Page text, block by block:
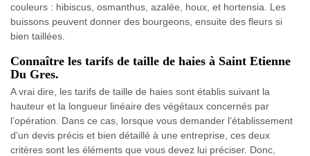
couleurs : hibiscus, osmanthus, azalée, houx, et hortensia. Les
buissons peuvent donner des bourgeons, ensuite des fleurs si
bien taillées.
Connaître les tarifs de taille de haies à Saint Etienne
Du Gres.
A vrai dire, les tarifs de taille de haies sont établis suivant la
hauteur et la longueur linéaire des végétaux concernés par
l’opération. Dans ce cas, lorsque vous demander l’établissement
d’un devis précis et bien détaillé à une entreprise, ces deux
critères sont les éléments que vous devez lui préciser. Donc,